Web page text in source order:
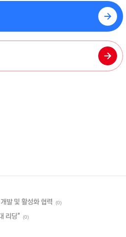
발 및 활성화 협력
(0)
리딩” (0)